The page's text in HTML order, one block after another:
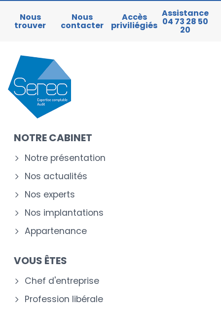
Nous
trouver
Nous
contacter
Accès
priviliégiés
Assistance
04 73 28 50
20
NOTRE CABINET
Notre présentation
Nos actualités
Nos experts
Nos implantations
Appartenance
VOUS ÊTES
Chef d'entreprise
Profession libérale